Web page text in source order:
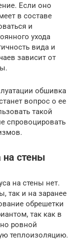
Если оно
в составе
и
ухода
вида и
зависит от
обшивка
вопрос о ее
такой
спровоцировать
на стены
на стены нет.
так и на заранее
обрешетки
так как в
ровной
теплоизоляцию.